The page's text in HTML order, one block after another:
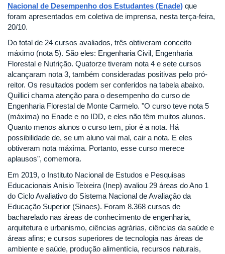
Nacional de Desempenho dos Estudantes (Enade) que
foram apresentados em coletiva de imprensa, nesta terça-feira,
20/10.
Do total de 24 cursos avaliados, três obtiveram conceito
máximo (nota 5). São eles: Engenharia Civil, Engenharia
Florestal e Nutrição. Quatorze tiveram nota 4 e sete cursos
alcançaram nota 3, também consideradas positivas pelo pró-
reitor. Os resultados podem ser conferidos na tabela abaixo.
Quillici chama atenção para o desempenho do curso de
Engenharia Florestal de Monte Carmelo. "O curso teve nota 5
(máxima) no Enade e no IDD, e eles não têm muitos alunos.
Quanto menos alunos o curso tem, pior é a nota. Há
possibilidade de, se um aluno vai mal, cair a nota. E eles
obtiveram nota máxima. Portanto, esse curso merece
aplausos", comemora.
Em 2019, o Instituto Nacional de Estudos e Pesquisas
Educacionais Anísio Teixeira (Inep) avaliou 29 áreas do Ano 1
do Ciclo Avaliativo do Sistema Nacional de Avaliação da
Educação Superior (Sinaes). Foram 8.368 cursos de
bacharelado nas áreas de conhecimento de engenharia,
arquitetura e urbanismo, ciências agrárias, ciências da saúde e
áreas afins; e cursos superiores de tecnologia nas áreas de
ambiente e saúde, produção alimentícia, recursos naturais,